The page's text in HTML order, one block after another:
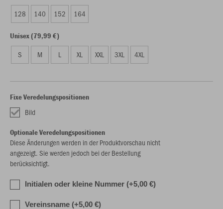
128 140 152 164
Unisex (79,99 €)
S M L XL XXL 3XL 4XL
Fixe Veredelungspositionen
Bild
Optionale Veredelungspositionen
Diese Änderungen werden in der Produktvorschau nicht
angezeigt. Sie werden jedoch bei der Bestellung
berücksichtigt.
Initialen oder kleine Nummer (+5,00 €)
Vereinsname (+5,00 €)